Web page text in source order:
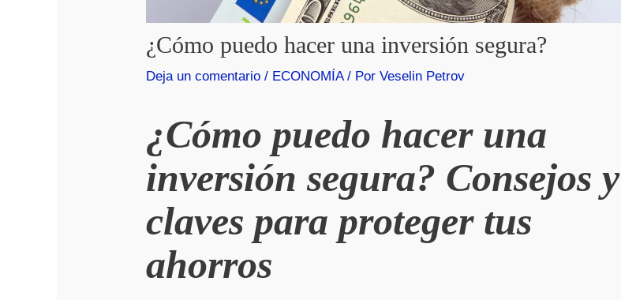
¿Cómo puedo hacer una inversión segura?
Deja un comentario / ECONOMÍA/ PorVeselin Petrov
¿Cómo puedo hacer una
inversión segura? Consejos y
claves para proteger tus
ahorros